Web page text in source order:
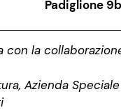
Padiglione 9b
con la
Azienda